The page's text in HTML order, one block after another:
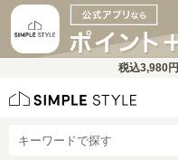
税込3,980円